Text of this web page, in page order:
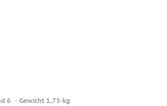
6 Gewicht 1,75 kg